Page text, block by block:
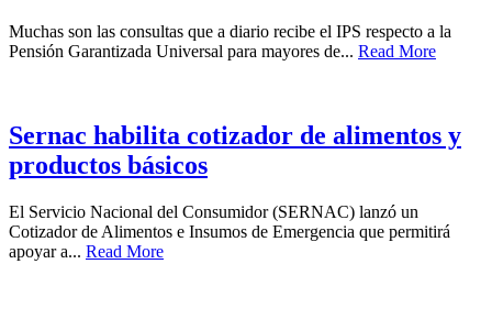
Muchas son las consultas que a diario recibe el IPS respecto a la
Pensión Garantizada Universal para mayores de... Read More
Sernac habilita cotizador de alimentos y
productos básicos
El Servicio Nacional del Consumidor (SERNAC) lanzó un
Cotizador de Alimentos e Insumos de Emergencia que permitirá
apoyar a... Read More